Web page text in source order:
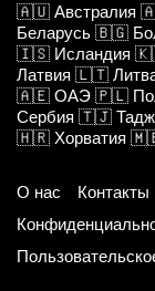
🇦🇺 Австралия
Беларусь 🇧🇬
🇮🇸 Исландия
Латвия 🇱🇹
🇦🇪 ОАЭ 🇵🇱
Сербия 🇹🇯
🇭🇷 Хорватия
О нас Контакты